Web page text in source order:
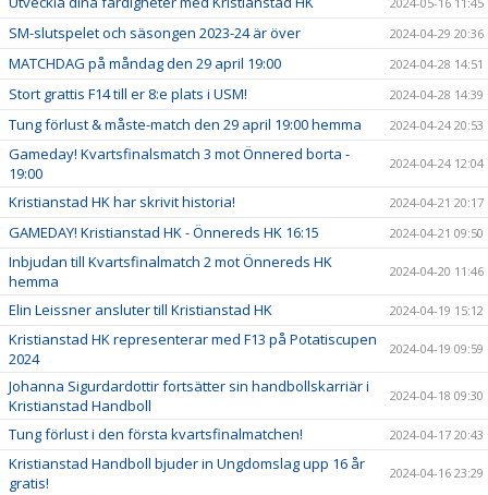
SM-slutspelet och säsongen 2023-24 är över 2024-04-29 20:36
MATCHDAG på måndag den 29 april 19:00 2024-04-28 14:51
Stort grattis F14 till er 8:e plats i USM! 2024-04-28 14:39
Tung förlust & måste-match den 29 april 19:00 hemma 2024-04-24 20:53
Gameday! Kvartsfinalsmatch 3 mot Önnered borta -
19:00
2024-04-24 12:04
Kristianstad HK har skrivit historia! 2024-04-21 20:17
GAMEDAY! Kristianstad HK - Önnereds HK 16:15 2024-04-21 09:50
Inbjudan till Kvartsfinalmatch 2 mot Önnereds HK
hemma
2024-04-20 11:46
Elin Leissner ansluter till Kristianstad HK 2024-04-19 15:12
Kristianstad HK representerar med F13 på Potatiscupen
2024
2024-04-19 09:59
Johanna Sigurdardottir fortsätter sin handbollskarriär i
Kristianstad Handboll
2024-04-18 09:30
Tung förlust i den första kvartsfinalmatchen! 2024-04-17 20:43
Kristianstad Handboll bjuder in Ungdomslag upp 16 år
gratis!
2024-04-16 23:29